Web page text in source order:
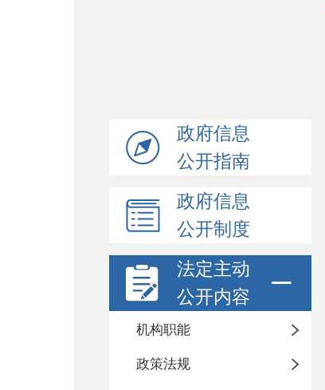
政府信息
公开指南
政府信息
公开制度
法定主动
公开内容
机构职能
政策法规